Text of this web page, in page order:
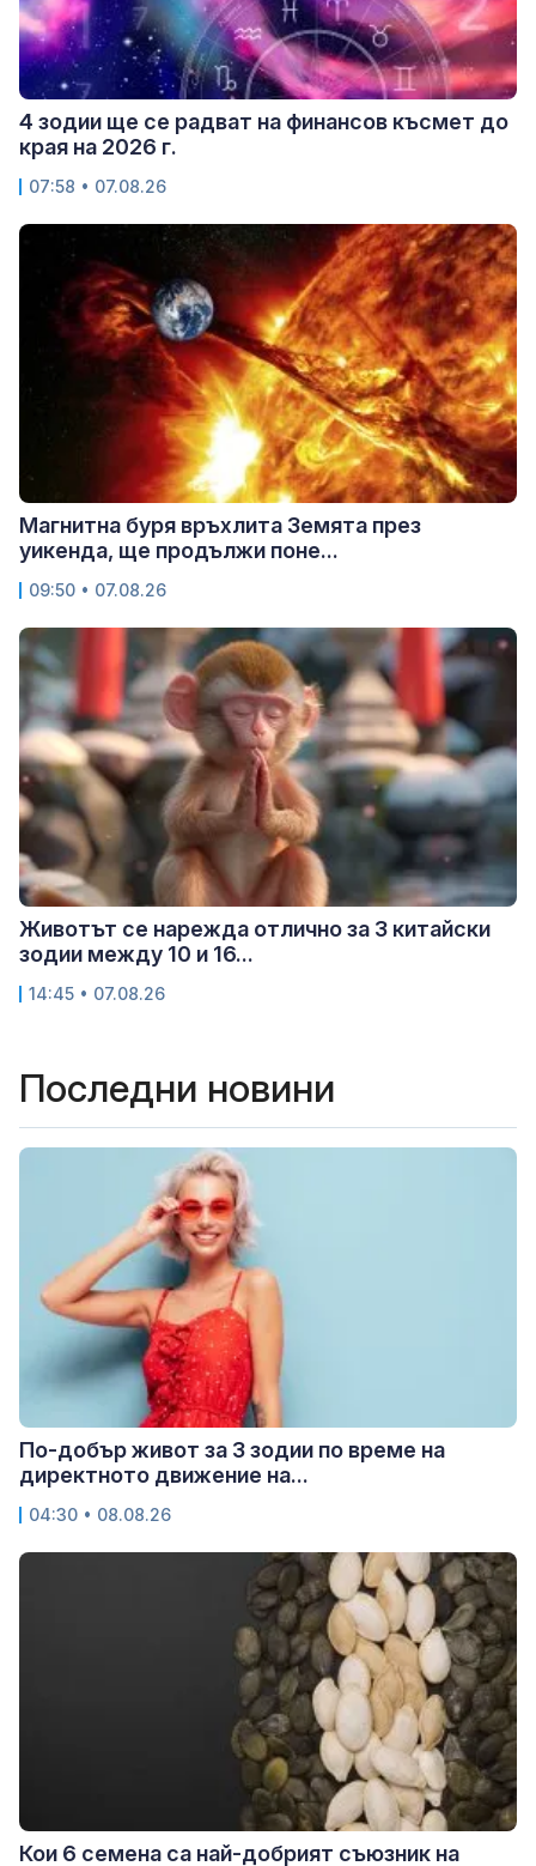
4 зодии ще се радват на финансов късмет до
края на 2026 г.
07:58 • 07.08.26
Магнитна буря връхлита Земята през
уикенда, ще продължи поне...
09:50 • 07.08.26
Животът се нарежда отлично за 3 китайски
зодии между 10 и 16...
14:45 • 07.08.26
Последни новини
По-добър живот за 3 зодии по време на
директното движение на...
04:30 • 08.08.26
Кои 6 семена са най-добрият съюзник на